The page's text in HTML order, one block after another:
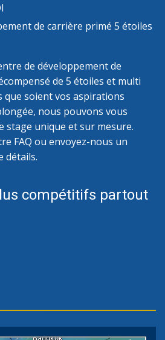
de carrière primé 5 étoiles
de développement de
de 5 étoiles et multi
que soient vos aspirations
nous pouvons vous
stage unique et sur mesure.
FAQ ou envoyez-nous un
détails.
compétitifs partout